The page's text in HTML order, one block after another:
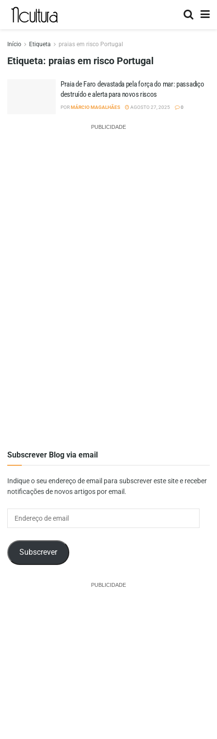
Início Etiqueta praias em risco Portugal
Etiqueta: praias em risco Portugal
Praia de Faro devastada pela força do mar: passadiço
destruído e alerta para novos riscos
PORMÁRCIO MAGALHÃES AGOSTO 27, 2025 0
PUBLICIDADE
Subscrever Blog via email
Indique o seu endereço de email para subscrever este site e receber
notificações de novos artigos por email.
Subscrever
PUBLICIDADE